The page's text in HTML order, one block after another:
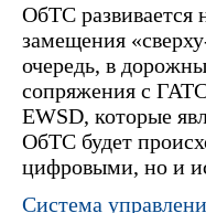
ОбТС
замещения
очередь, в
сопряжения с
EWSD, которые
ОбТС будет
цифровыми, но и
Система